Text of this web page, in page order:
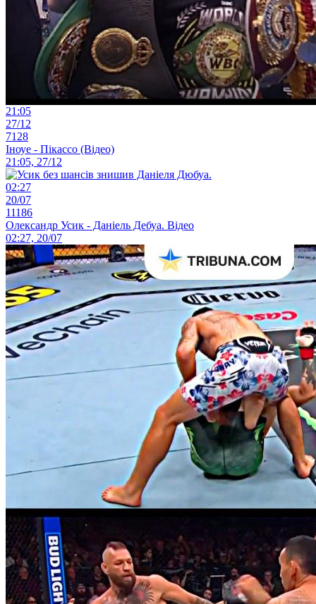
21:05
27/12
7128
Іноуе - Пікассо (Відео)
21:05, 27/12
02:27
20/07
11186
Олександр Усик - Даніель Дебуа. Відео
02:27, 20/07